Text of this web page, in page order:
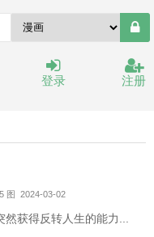
登录 注册
图 2024-03-02
获得反转人生的能力...